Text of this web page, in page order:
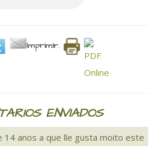
Imprimir.
ENVIADOS
14 anos a que lle gusta moito este